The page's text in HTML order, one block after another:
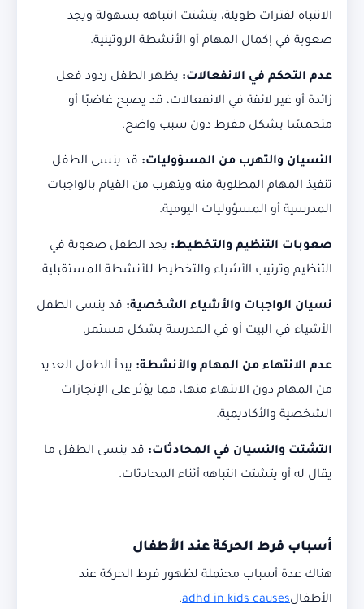
الانتباه لفترات طويلة، يتشتت انتباهه بسهولة ويجد
صعوبة في إكمال المهام أو الأنشطة الروتينية.
عدم التحكم في الانفعالات: يظهر الطفل ردود فعل
زائدة أو غير لائقة في الانفعالات، قد يصبح غاضبًا أو
متحمسًا بشكل مفرط دون سبب واضح.
النسيان والتهرب من المسؤوليات: قد ينسى الطفل
تنفيذ المهام المطلوبة منه ويتهرب من القيام بالواجبات
المدرسية أو المسؤوليات اليومية.
صعوبات التنظيم والتخطيط: يجد الطفل صعوبة في
التنظيم وترتيب الأشياء والتخطيط للأنشطة المستقبلية.
نسيان الواجبات والأشياء الشخصية: قد ينسى الطفل
الأشياء في البيت أو في المدرسة بشكل مستمر.
عدم الانتهاء من المهام والأنشطة: يبدأ الطفل العديد
من المهام دون الانتهاء منها، مما يؤثر على الإنجازات
الشخصية والأكاديمية.
التشتت والنسيان في المحادثات: قد ينسى الطفل ما
يقال له أو يتشتت انتباهه أثناء المحادثات.
أسباب فرط الحركة عند الأطفال
هناك عدة أسباب محتملة لظهور فرط الحركة عند
الأطفالadhd in kids causes
.